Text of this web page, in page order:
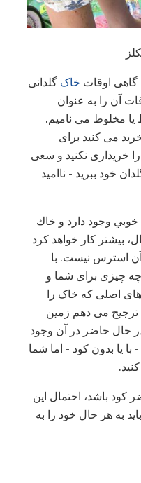
گاهی اوقات خاک گلدانی
آن را به عنوان
یا مخلوط می نامیم.
می کنید برای
خریداری نکنید و سعی
خود ببرید - ناامید
وجود دارد و خاك
بیشتر کار خواهد کرد
آن استرس نیست. با
چیزی برای شما و
اصلی که خاک را
ترجیح می دهم زمین
حال حاضر در آن وجود
یا بدون کود - اما شما
باشد، احتمال این
به هر حال خود را به